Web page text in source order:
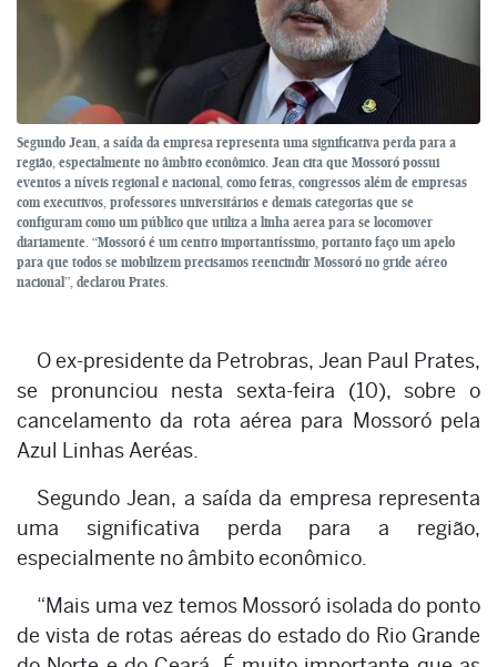
Segundo Jean, a saída da empresa representa uma significativa perda para a
região, especialmente no âmbito econômico. Jean cita que Mossoró possui
eventos a níveis regional e nacional, como feiras, congressos além de empresas
com executivos, professores universitários e demais categorias que se
configuram como um público que utiliza a linha aerea para se locomover
diariamente. “Mossoró é um centro importantíssimo, portanto faço um apelo
para que todos se mobilizem precisamos reencindir Mossoró no gride aéreo
nacional”, declarou Prates.
O ex-presidente da Petrobras, Jean Paul Prates,
se pronunciou nesta sexta-feira (10), sobre o
cancelamento da rota aérea para Mossoró pela
Azul Linhas Aeréas.
Segundo Jean, a saída da empresa representa
uma significativa perda para a região,
especialmente no âmbito econômico.
“Mais uma vez temos Mossoró isolada do ponto
de vista de rotas aéreas do estado do Rio Grande